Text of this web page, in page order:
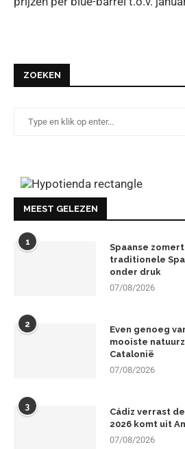
ZOEKEN
MEEST GELEZEN
1
Spaanse
traditionele
onder druk
07/08/2026
2
Even genoeg
mooiste
Catalonië
07/08/2026
3
Cádiz verrast
2026 komt uit
07/08/2026